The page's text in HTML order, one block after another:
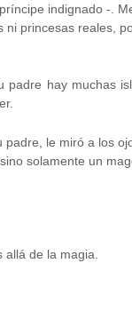
indignado -.
princesas reales,
hay muchas
le miró a los
solamente un
de la magia.